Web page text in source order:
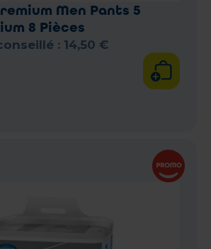
Men Pants 5
8 Pièces
: 14,50 €